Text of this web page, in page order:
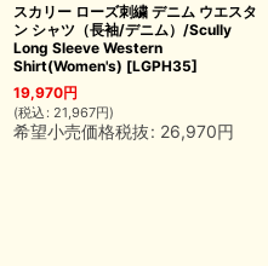
スカリー ローズ刺繍 デニム ウエスタ
ン シャツ（長袖/デニム）/Scully
Long Sleeve Western
Shirt(Women's) [LGPH35]
19,970円
(税込 : 21,967円)
希望小売価格税抜: 26,970円